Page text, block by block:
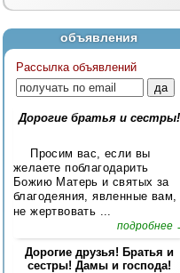
объявления
Рассылка объявлений
Дорогие братья и сестры!
Просим вас, если вы
желаете поблагодарить
Божию Матерь и святых за
благодеяния, явленные вам,
не жертвовать ...
подробнее
Дорогие друзья! Братья и
сестры! Дамы и господа!